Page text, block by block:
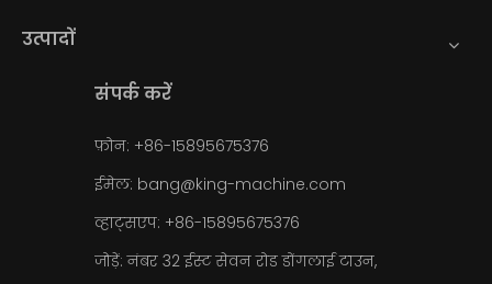
उत्पादों
संपर्क करें
फ़ोन: +86-15895675376
ईमेल: bang@king-machine.com
व्हाट्सएप: +86-15895675376
जोड़ें: नंबर 32 ईस्ट सेवन रोड डोंगलाई टाउन,